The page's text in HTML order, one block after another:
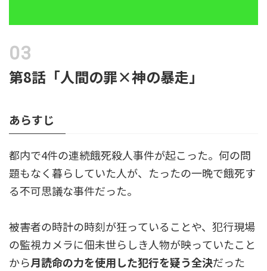
第8話「人間の罪×神の暴走」
あらすじ
都内で4件の連続餓死殺人事件が起こった。何の問
題もなく暮らしていた人が、たったの一晩で餓死す
る不可思議な事件だった。
被害者の時計の時刻が狂っていることや、犯行現場
の監視カメラに佃未世らしき人物が映っていたこと
から月読命の力を使用した犯行を疑う全決だった